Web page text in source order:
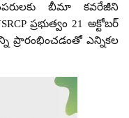
బీమా కవరేజీని
ప్రభుత్వం 21 అక్టోబర్
ప్రారంభించడంతో ఎన్నికల